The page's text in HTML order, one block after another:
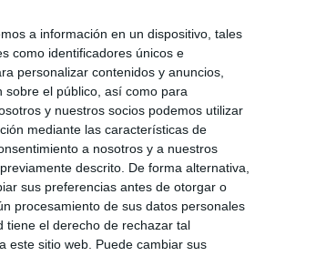
a información en un dispositivo, tales
como identificadores únicos e
personalizar contenidos y anuncios,
sobre el público, así como para
y nuestros socios podemos utilizar
mediante las características de
a nosotros y a nuestros
descrito. De forma alternativa,
sus preferencias antes de otorgar o
procesamiento de sus datos personales
tiene el derecho de rechazar tal
este sitio web. Puede cambiar sus